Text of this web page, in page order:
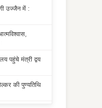
उज्जैन में :
पहुंचे मंत्री द्वय
की पुण्यतिथि